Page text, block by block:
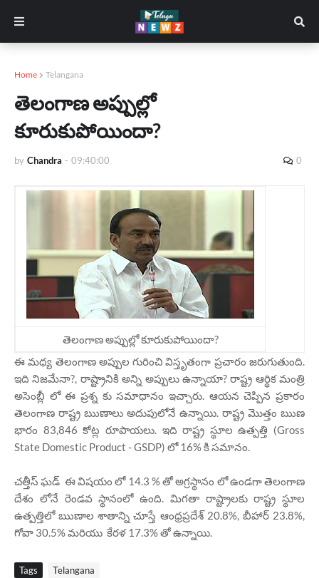
Home Telangana
తెలంగాణ అప్పుల్లో
కూరుకుపోయిందా?
by Chandra - 09:40:00 0
తెలంగాణ అప్పుల్లో కూరుకుపోయిందా?
ఈ మధ్య తెలంగాణ అప్పుల గురించి విస్తృతంగా ప్రచారం జరుగుతుంది.
ఇది నిజమేనా?, రాష్ట్రానికి అన్ని అప్పులు ఉన్నాయా? రాష్ట్ర ఆర్థిక మంత్రి
అసెంబ్లీ లో ఈ ప్రశ్న కు సమాధానం ఇచ్చారు. ఆయన చెప్పిన ప్రకారం
తెలంగాణ రాష్ట్ర ఋణాలు అదుపులోనే ఉన్నాయి. రాష్ట్ర మొత్తం ఋణ
భారం 83,846 కోట్ల రూపాయలు. ఇది రాష్ట్ర స్థూల ఉత్పత్తి (Gross
State Domestic Product - GSDP) లో 16% కి సమానం.
చత్తీస్ ఘడ్ ఈ విషయం లో 14.3 % తో అగ్రస్థానం లో ఉండగా తెలంగాణ
దేశం లోనే రెండవ స్థానంలో ఉంది. మిగతా రాష్ట్రాలకు రాష్ట్ర స్థూల
ఉత్పత్తిలో ఋణాల శాతాన్ని చూస్తే ఆంధ్రప్రదేశ్ 20.8%, బీహార్ 23.8%,
గోవా 30.5% మరియు కేరళ 17.3% తో ఉన్నాయి.
Tags Telangana